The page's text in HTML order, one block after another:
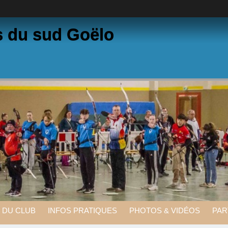
du sud Goëlo
DU CLUB INFOS PRATIQUES PHOTOS & VIDÉOS